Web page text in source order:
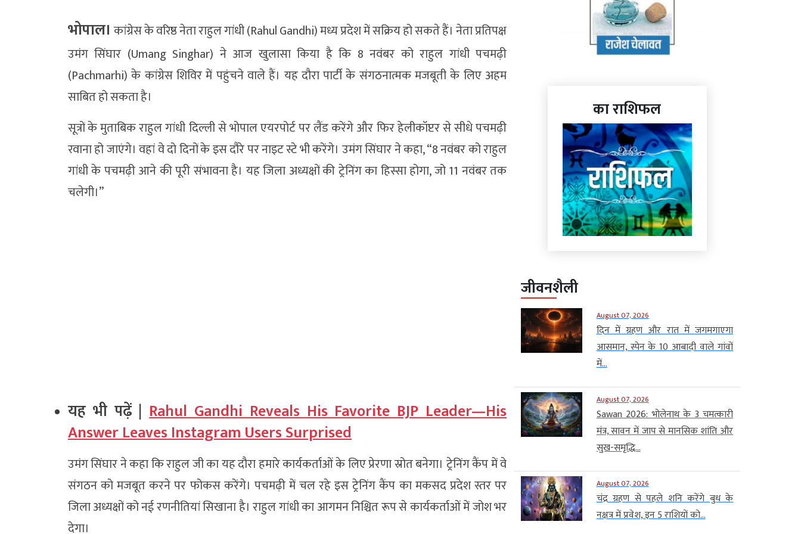
भोपाल। कांग्रेस के वरिष्ठ नेता राहुल गांधी (Rahul Gandhi) मध्य प्रदेश में सक्रिय हो सकते हैं। नेता प्रतिपक्ष
उमंग सिंघार (Umang Singhar) ने आज खुलासा किया है कि 8 नवंबर को राहुल गांधी पचमढ़ी
(Pachmarhi) के कांग्रेस शिविर में पहुंचने वाले हैं। यह दौरा पार्टी के संगठनात्मक मजबूती के लिए अहम
साबित हो सकता है।
सूत्रों के मुताबिक राहुल गांधी दिल्ली से भोपाल एयरपोर्ट पर लैंड करेंगे और फिर हेलीकॉप्टर से सीधे पचमढ़ी
रवाना हो जाएंगे। वहां वे दो दिनों के इस दौरे पर नाइट स्टे भी करेंगे। उमंग सिंघार ने कहा, “8 नवंबर को राहुल
गांधी के पचमढ़ी आने की पूरी संभावना है। यह जिला अध्यक्षों की ट्रेनिंग का हिस्सा होगा, जो 11 नवंबर तक
चलेगी।”
यह भी पढ़ें |Rahul Gandhi Reveals His Favorite BJP Leader—His
Answer Leaves Instagram Users Surprised
उमंग सिंघार ने कहा कि राहुल जी का यह दौरा हमारे कार्यकर्ताओं के लिए प्रेरणा स्रोत बनेगा। ट्रेनिंग कैंप में वे
संगठन को मजबूत करने पर फोकस करेंगे। पचमढ़ी में चल रहे इस ट्रेनिंग कैंप का मकसद प्रदेश स्तर पर
जिला अध्यक्षों को नई रणनीतियां सिखाना है। राहुल गांधी का आगमन निश्चित रूप से कार्यकर्ताओं में जोश भर
देगा।
का राशिफल
जीवनशैली
August 07, 2026
दिन में ग्रहण और रात में जगमगाएगा
आसमान, स्पेन के 10 आबादी वाले गांवों
में...
August 07, 2026
Sawan 2026: भोलेनाथ के 3 चमत्कारी
मंत्र, सावन में जाप से मानसिक शांति और
सुख-समृद्धि...
August 07, 2026
चंद्र ग्रहण से पहले शनि करेंगे बुध के
नक्षत्र में प्रवेश, इन 5 राशियों को...